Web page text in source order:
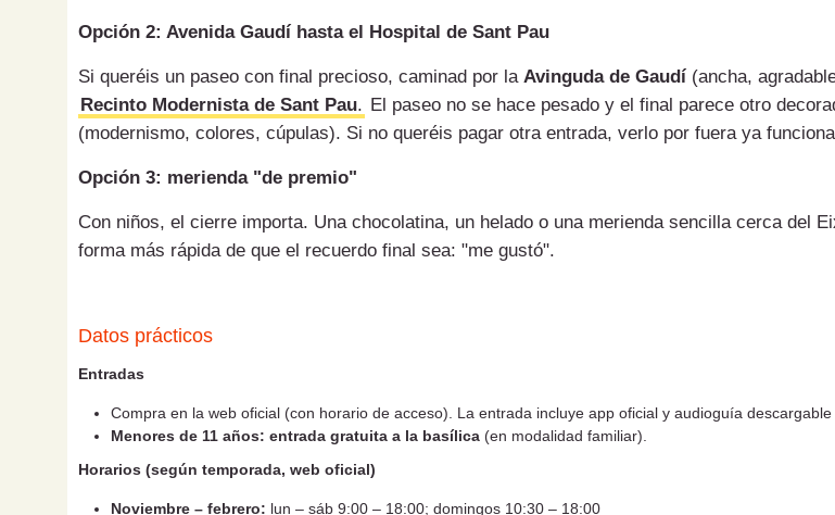
Opción 2: Avenida Gaudí hasta el Hospital de Sant Pau
Si queréis un paseo con final precioso, caminad por la Avinguda de Gaudí (ancha,
Recinto Modernista de Sant Pau. El paseo no se hace pesado y el final parece otro
(modernismo, colores, cúpulas). Si no queréis pagar otra entrada, verlo por fuera ya
Opción 3: merienda "de premio"
Con niños, el cierre importa. Una chocolatina, un helado o una merienda sencilla cerca del
forma más rápida de que el recuerdo final sea: "me gustó".
Datos prácticos
Entradas
Compra en la web oficial (con horario de acceso). La entrada incluye app oficial y audioguía descargable
Menores de 11 años: entrada gratuita a la basílica (en modalidad familiar).
Horarios (según temporada, web oficial)
Noviembre – febrero: lun – sáb 9:00 – 18:00; domingos 10:30 – 18:00